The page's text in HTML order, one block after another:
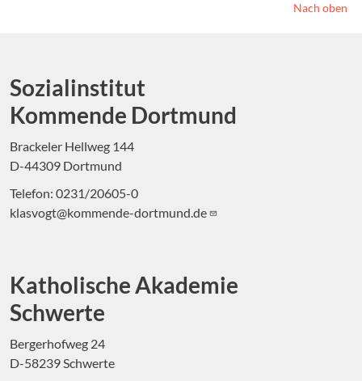
Nach oben
Sozialinstitut
Kommende Dortmund
Brackeler Hellweg 144
D-44309 Dortmund
Telefon: 0231/20605-0
klasvogt@kommende-dortmund.de
Katholische Akademie
Schwerte
Bergerhofweg 24
D-58239 Schwerte